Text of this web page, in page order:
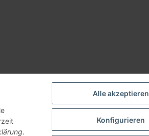
Alle akzeptieren
Konfigurieren
.